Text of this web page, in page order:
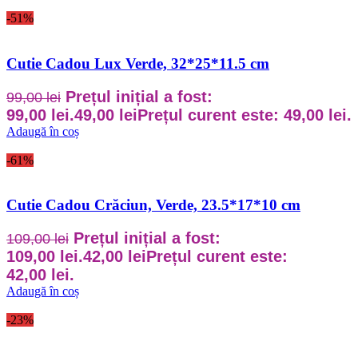
-51%
Cutie Cadou Lux Verde, 32*25*11.5 cm
99,00lei Prețul inițial a fost:
99,00 lei.49,00 leiPrețul curent este: 49,00 lei.
Adaugă în coș
-61%
Cutie Cadou Crăciun, Verde, 23.5*17*10 cm
109,00lei Prețul inițial a fost:
109,00 lei.42,00 leiPrețul curent este:
42,00 lei.
Adaugă în coș
-23%